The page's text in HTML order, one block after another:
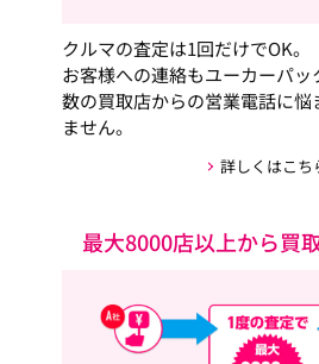
クルマの査定は1回だけでOK。
お客様への連絡もユーカーパ
数の買取店からの営業電話に悩
ません。
詳しくはこち
最大8000店以上から買